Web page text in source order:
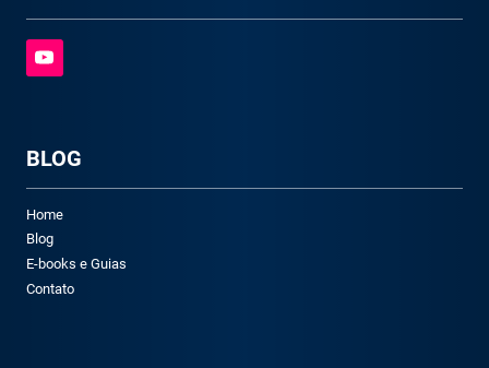
BLOG
Home
Blog
E-books e Guias
Contato